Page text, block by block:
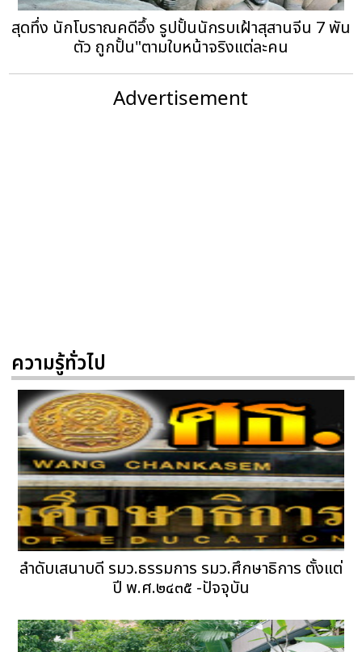
สุดทึ่ง นักโบราณคดีอึ้ง รูปปั้นนักรบเฝ้าสุสานจีน 7 พัน
ตัว ถูกปั้น"ตามใบหน้าจริงแต่ละคน
Advertisement
ความรู้ทั่วไป
ลำดับเสนาบดี รมว.ธรรมการ รมว.ศึกษาธิการ ตั้งแต่
ปี พ.ศ.๒๔๓๕ -ปัจจุบัน